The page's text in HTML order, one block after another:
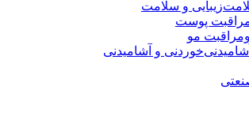
زیبایی و سلامت
پوست
مو
خوردنی و آشامیدنی